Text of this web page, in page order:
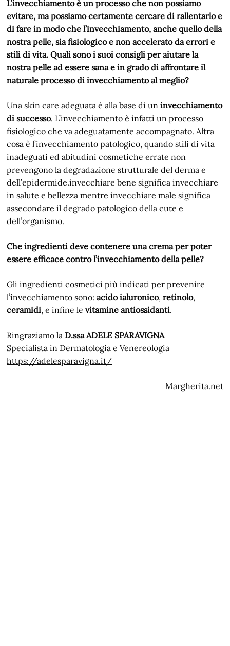
L’invecchiamento è un processo che non possiamo
evitare, ma possiamo certamente cercare di rallentarlo e
di fare in modo che l’invecchiamento, anche quello della
nostra pelle, sia fisiologico e non accelerato da errori e
stili di vita. Quali sono i suoi consigli per aiutare la
nostra pelle ad essere sana e in grado di affrontare il
naturale processo di invecchiamento al meglio?
Una skin care adeguata è alla base di uninvecchiamento
di successo. L’invecchiamento è infatti un processo
fisiologico che va adeguatamente accompagnato. Altra
cosa è l’invecchiamento patologico, quando stili di vita
inadeguati ed abitudini cosmetiche errate non
prevengono la degradazione strutturale del derma e
dell’epidermide.invecchiare bene significa invecchiare
in salute e bellezza mentre invecchiare male significa
assecondare il degrado patologico della cute e
dell’organismo.
Che ingredienti deve contenere una crema per poter
essere efficace contro l’invecchiamento della pelle?
Gli ingredienti cosmetici più indicati per prevenire
l’invecchiamento sono:acido ialuronico,retinolo,
ceramidi, e infine levitamine antiossidanti.
Ringraziamo laD.ssa ADELE SPARAVIGNA
Specialista in Dermatologia e Venereologia
https://adelesparavigna.it/
Margherita.net